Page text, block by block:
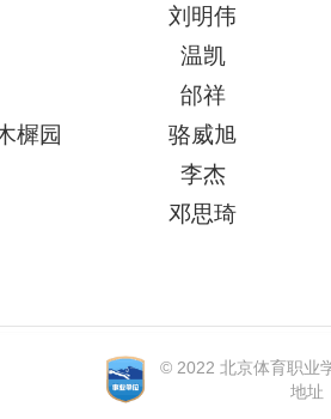
刘明伟
樨园
温凯
邰祥
骆威旭
李杰
邓思琦
© 2022 北京体育职业
地址